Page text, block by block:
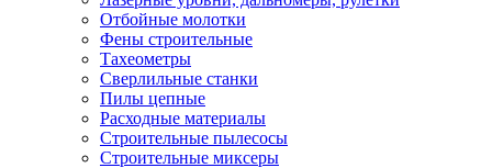
Отбойные молотки
Фены строительные
Тахеометры
Сверлильные станки
Пилы цепные
Расходные материалы
Строительные пылесосы
Строительные миксеры